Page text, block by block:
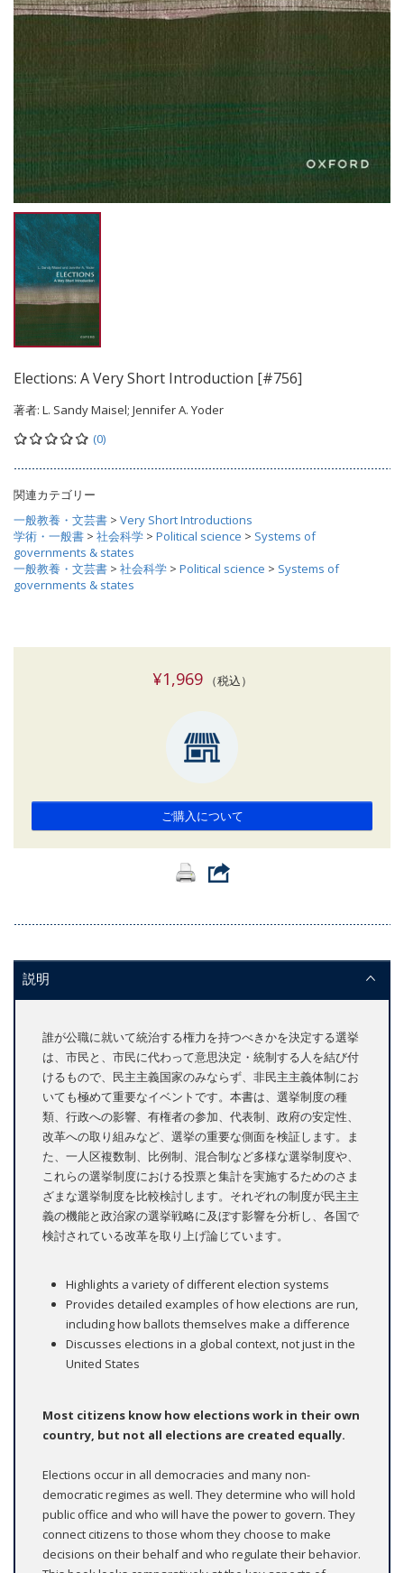
Elections: A Very Short Introduction [#756]
著者: L. Sandy Maisel; Jennifer A. Yoder
(0)
関連カテゴリー
一般教養・文芸書 > Very Short Introductions
学術・一般書 > 社会科学 > Political science > Systems of
governments & states
一般教養・文芸書 > 社会科学 > Political science > Systems of
governments & states
¥1,969（税込）
ご購入について
説明
誰が公職に就いて統治する権力を持つべきかを決定する選挙
は、市民と、市民に代わって意思決定・統制する人を結び付
けるもので、民主主義国家のみならず、非民主主義体制にお
いても極めて重要なイベントです。本書は、選挙制度の種
類、行政への影響、有権者の参加、代表制、政府の安定性、
改革への取り組みなど、選挙の重要な側面を検証します。ま
た、一人区複数制、比例制、混合制など多様な選挙制度や、
これらの選挙制度における投票と集計を実施するためのさま
ざまな選挙制度を比較検討します。それぞれの制度が民主主
義の機能と政治家の選挙戦略に及ぼす影響を分析し、各国で
検討されている改革を取り上げ論じています。
Highlights a variety of different election systems
Provides detailed examples of how elections are run,
including how ballots themselves make a difference
Discusses elections in a global context, not just in the
United States
Most citizens know how elections work in their own
country, but not all elections are created equally.
Elections occur in all democracies and many non-
democratic regimes as well. They determine who will hold
public office and who will have the power to govern. They
connect citizens to those whom they choose to make
decisions on their behalf and who regulate their behavior.